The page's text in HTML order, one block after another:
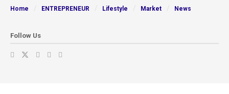
Home ENTREPRENEUR Lifestyle Market News
Follow Us